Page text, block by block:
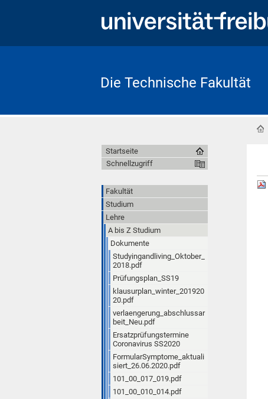
Die Technische Fakultät
Startseite
Schnellzugriff
Fakultät
Studium
Lehre
A bis Z Studium
Dokumente
Studyingandliving_Oktober_
2018.pdf
Prüfungsplan_SS19
klausurplan_winter_201920
20.pdf
verlaengerung_abschlussar
beit_Neu.pdf
Ersatzprüfungstermine
Coronavirus SS2020
FormularSymptome_aktuali
siert_26.06.2020.pdf
101_00_017_019.pdf
101_00_010_014.pdf